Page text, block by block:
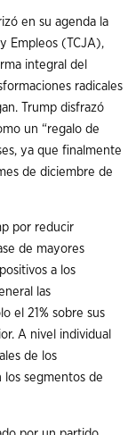
en su agenda la
Empleos (TCJA),
integral del
radicales
Trump disfrazó
un “regalo de
ya que finalmente
de diciembre de
por reducir
de mayores
a los
las
el 21% sobre sus
A nivel individual
de los
los segmentos de